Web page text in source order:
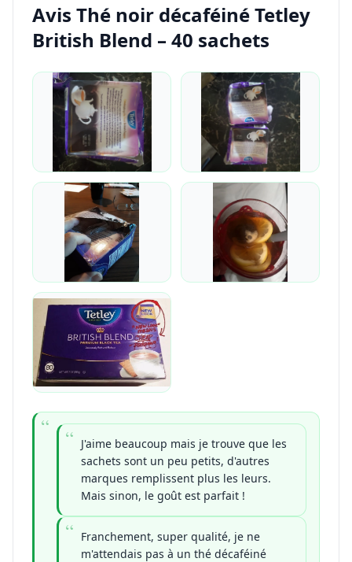
Avis Thé noir décaféiné Tetley
British Blend – 40 sachets
J'aime beaucoup mais je trouve que les
sachets sont un peu petits, d'autres
marques remplissent plus les leurs.
Mais sinon, le goût est parfait !
Franchement, super qualité, je ne
m'attendais pas à un thé décaféiné